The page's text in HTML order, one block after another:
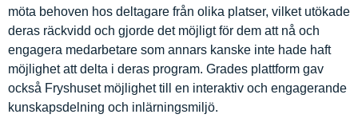
möta behoven hos deltagare från olika platser, vilket utökade
deras räckvidd och gjorde det möjligt för dem att nå och
engagera medarbetare som annars kanske inte hade haft
möjlighet att delta i deras program. Grades plattform gav
också Fryshuset möjlighet till en interaktiv och engagerande
kunskapsdelning och inlärningsmiljö.